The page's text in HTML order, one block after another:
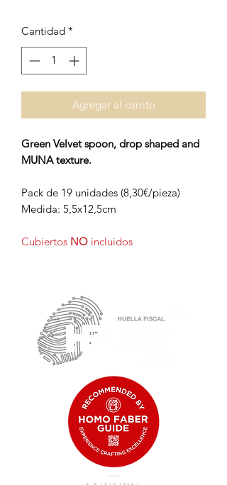
Cantidad *
Agregar al carrito
Green Velvet spoon, drop shaped and
MUNA texture.
Pack de 19 unidades (8,30€/pieza)
Medida: 5,5x12,5cm
Cubiertos NO incluidos